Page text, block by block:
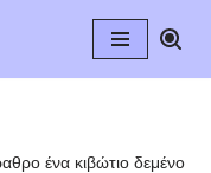
ένα κιβώτιο δεμένο